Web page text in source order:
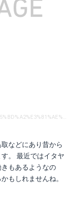
などにあり昔から
。 最近ではイタヤ
もあるようなの
もしれませんね。